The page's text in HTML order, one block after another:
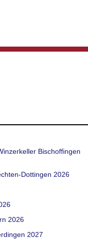
Bischoffingen
Dottingen 2026
2026
2027